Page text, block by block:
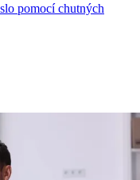
pomocí chutných